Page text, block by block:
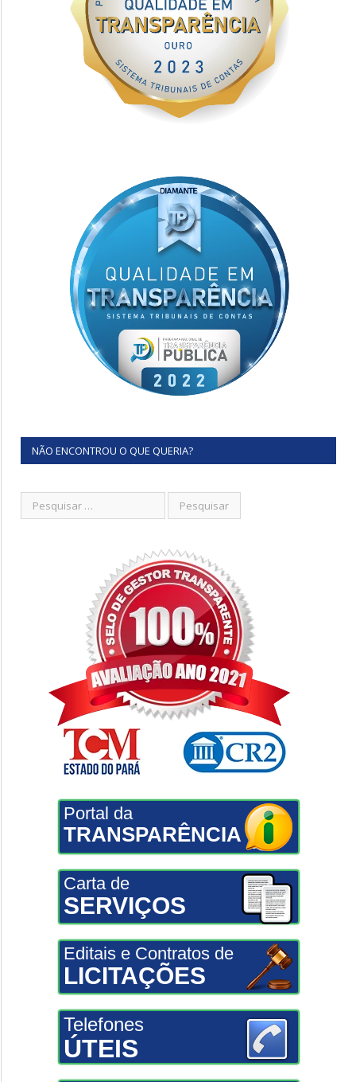
NÃO ENCONTROU O QUE QUERIA?
Portal da
TRANSPARÊNCIA
Carta de
SERVIÇOS
Editais e Contratos de
LICITAÇÕES
Telefones
ÚTEIS